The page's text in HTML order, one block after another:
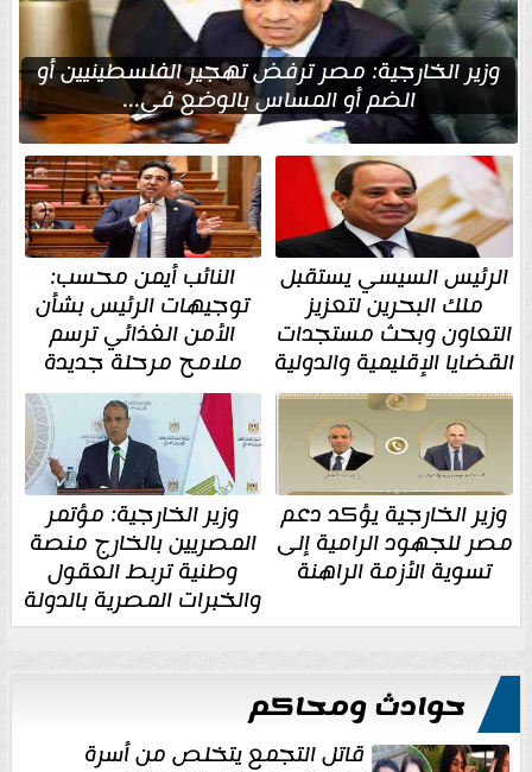
وزير الخارجية: مصر ترفض تهجير الفلسطينيين أو
الضم أو المساس بالوضع في...
الرئيس السيسي يستقبل
ملك البحرين لتعزيز
التعاون وبحث مستجدات
القضايا الإقليمية والدولية
النائب أيمن محسب:
توجيهات الرئيس بشأن
الأمن الغذائي ترسم
ملامح مرحلة جديدة
وزير الخارجية يؤكد دعم
مصر للجهود الرامية إلى
تسوية الأزمة الراهنة
وزير الخارجية: مؤتمر
المصريين بالخارج منصة
وطنية تربط العقول
والخبرات المصرية بالدولة
حوادث ومحاكم
قاتل التجمع يتخلص من أسرة